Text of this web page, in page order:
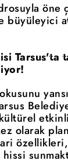
öne
büyüleyici
Tarsus'ta
olarak